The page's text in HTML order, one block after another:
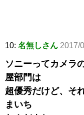
10: 名無しさん 2017/
ソニーってカメラ
屋部門は
超優秀だけど、そ
まいち